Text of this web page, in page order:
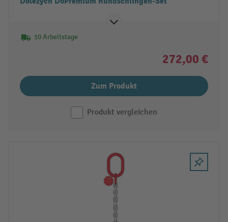
10 Arbeitstage
272,00 €
Zum Produkt
Produkt vergleichen